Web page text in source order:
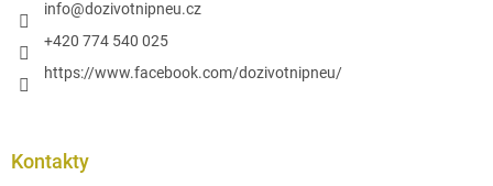
info@dozivotnipneu.cz
+420 774 540 025
https://www.facebook.com/dozivotnipneu/
Kontakty